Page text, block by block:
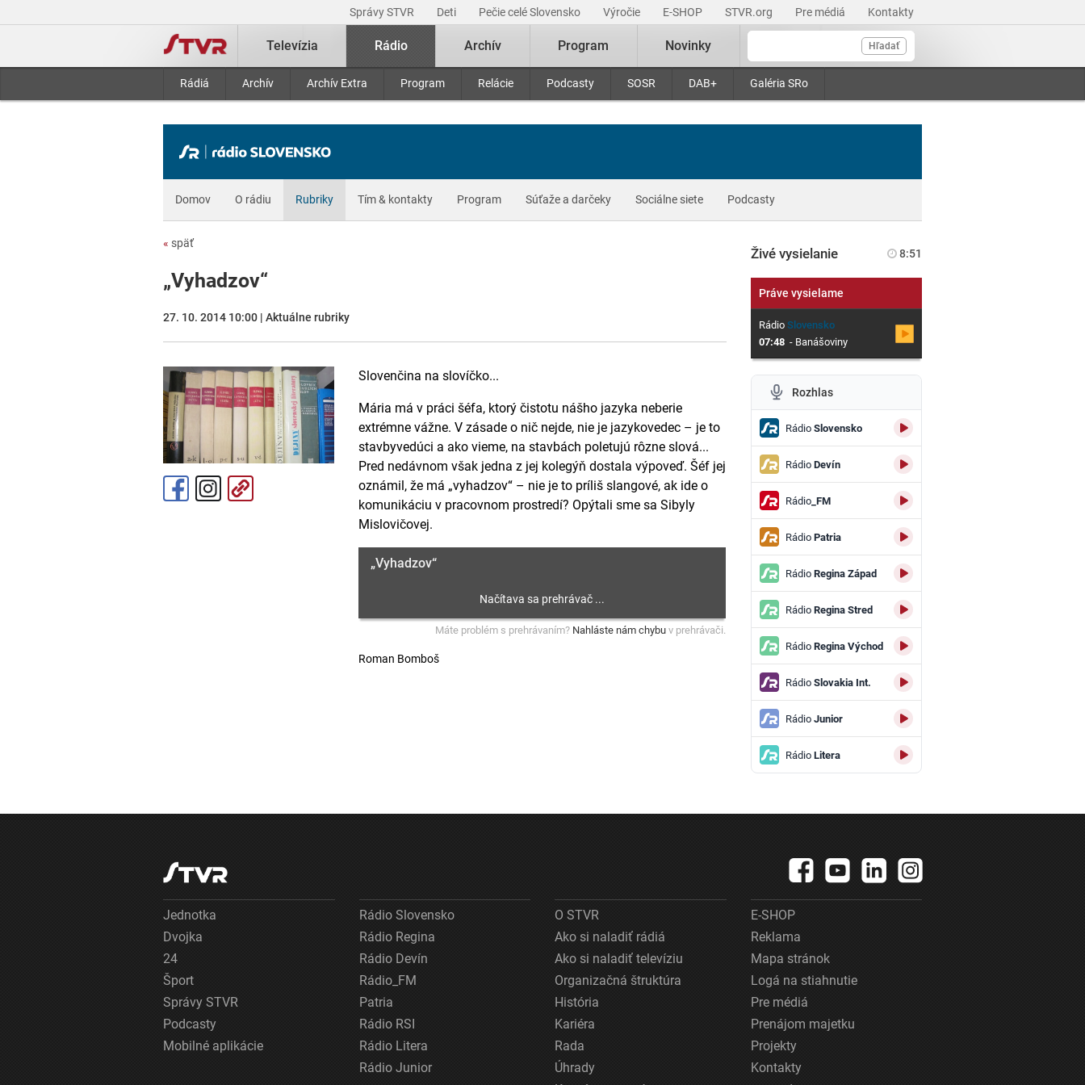
Správy STVR Deti Pečie celé Slovensko Výročie E-SHOP STVR.org Pre médiá Kontakty
Hľadať
Televízia Rádio
Rádiá Archív Archív Extra Program Relácie Podcasty SOSR DAB+ Galéria SRo
Archív Program Novinky
Domov O rádiu Rubriky Tím & kontakty Program Súťaže a darčeky Sociálne siete Podcasty
« späť
„Vyhadzov“
27. 10. 2014 10:00 | Aktuálne rubriky
Slovenčina na slovíčko...
Mária má v práci šéfa, ktorý čistotu nášho jazyka neberie
extrémne vážne. V zásade o nič nejde, nie je jazykovedec – je to
stavbyvedúci a ako vieme, na stavbách poletujú rôzne slová...
Pred nedávnom však jedna z jej kolegýň dostala výpoveď. Šéf jej
oznámil, že má „vyhadzov“ – nie je to príliš slangové, ak ide o
komunikáciu v pracovnom prostredí? Opýtali sme sa Sibyly
Mislovičovej.
„Vyhadzov“
Máte problém s prehrávaním? Nahláste nám chybu v prehrávači.
Roman Bomboš
Živé vysielanie 8:51
Práve vysielame
RádioSlovensko
07:48 - Banášoviny
Rozhlas
RádioSlovensko
RádioDevín
Rádio_FM
RádioPatria
RádioRegina Západ
RádioRegina Stred
RádioRegina Východ
RádioSlovakia Int.
RádioJunior
RádioLitera
Jednotka
Dvojka
24
Šport
Správy STVR
Podcasty
Mobilné aplikácie
Rádio Slovensko
Rádio Regina
Rádio Devín
Rádio_FM
Patria
Rádio RSI
Rádio Litera
Rádio Junior
O STVR
Ako si naladiť rádiá
Ako si naladiť televíziu
Organizačná štruktúra
História
Kariéra
Rada
Úhrady
E-SHOP
Reklama
Mapa stránok
Logá na stiahnutie
Pre médiá
Prenájom majetku
Projekty
Kontakty